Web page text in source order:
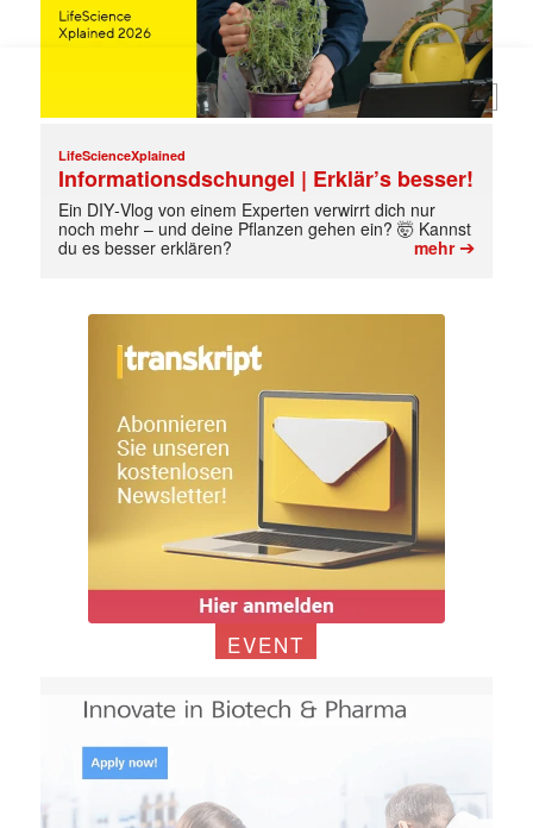
LifeScienceXplained
Informationsdschungel | Erklär’s besser!
Ein DIY‑Vlog von einem Experten verwirrt dich nur
noch mehr – und deine Pflanzen gehen ein? 🤯 Kannst
du es besser erklären?
mehr➔
EVENT